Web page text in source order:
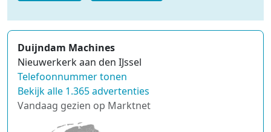
Duijndam Machines
Nieuwerkerk aan den IJssel
Telefoonnummer tonen
Bekijk alle 1.365 advertenties
Vandaag gezien op Marktnet